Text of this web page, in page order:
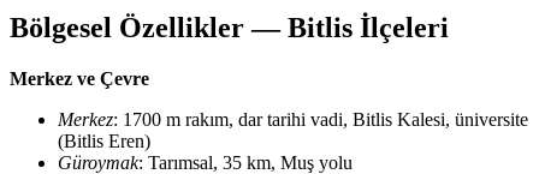
Bölgesel Özellikler — Bitlis İlçeleri
Merkez ve Çevre
Merkez: 1700 m rakım, dar tarihi vadi, Bitlis Kalesi, üniversite
(Bitlis Eren)
Güroymak: Tarımsal, 35 km, Muş yolu